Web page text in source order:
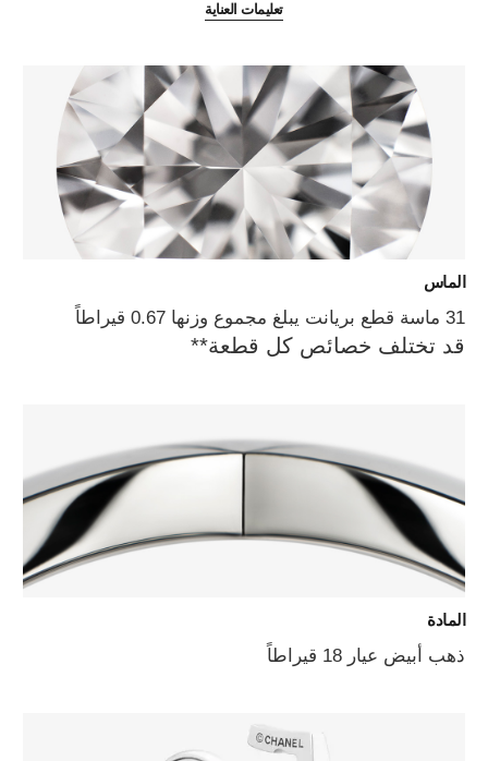
تعليمات العناية
الماس
31 ماسة قطع بريانت يبلغ مجموع وزنها 0.67 قيراطاً
قد تختلف خصائص كل قطعة**
المادة
ذهب أبيض عيار 18 قيراطاً